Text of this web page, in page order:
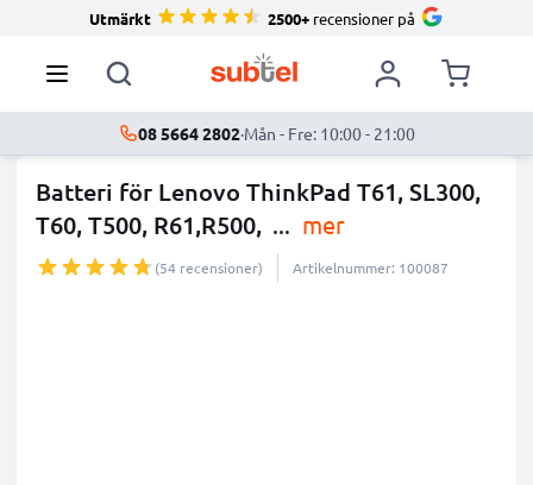
Utmärkt 2500+ recensioner på
08 5664 2802·Mån - Fre: 10:00 - 21:00
Batteri för Lenovo ThinkPad T61, SL300,
T60, T500, R61,R500, ... mer
(54 recensioner) Artikelnummer: 100087